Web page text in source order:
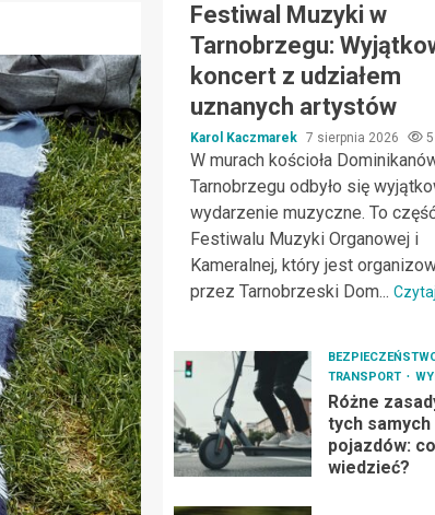
Festiwal Muzyki w
Tarnobrzegu:
koncert z udziałem
uznanych artystów
Karol Kaczmarek 7 sierpnia 2026 5
W murach kościoła
Tarnobrzegu odbyło się
wydarzenie muzyczne. To
Festiwalu Muzyki Organowej i
Kameralnej, który jest
przez Tarnobrzeski Dom...
TRANSPORT
Różne
tych samych
pojazdów:
wiedzieć?